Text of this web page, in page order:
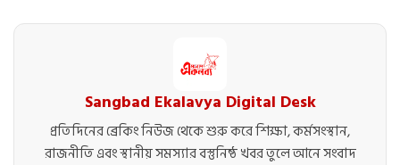
Sangbad Ekalavya Digital Desk
প্রতিদিনের ব্রেকিং নিউজ থেকে শুরু করে শিক্ষা, কর্মসংস্থান,
রাজনীতি এবং স্থানীয় সমস্যার বস্তুনিষ্ঠ খবর তুলে আনে সংবাদ